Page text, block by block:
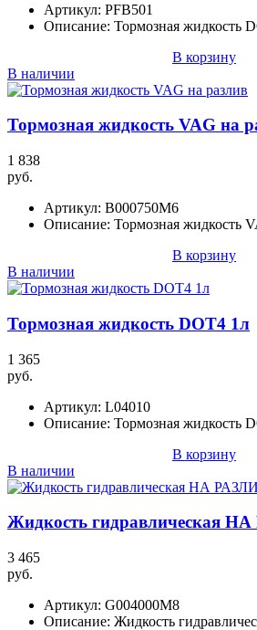
Артикул: PFB501
Описание: Тормозная жидкость
В корзину
В наличии
Тормозная жидкость VAG на
1 838
руб.
Артикул: B000750M6
Описание: Тормозная жидкость
В корзину
В наличии
Тормозная жидкость DOT4 1л
1 365
руб.
Артикул: L04010
Описание: Тормозная жидкость
В корзину
В наличии
Жидкость гидравлическая
3 465
руб.
Артикул: G004000M8
Описание: Жидкость